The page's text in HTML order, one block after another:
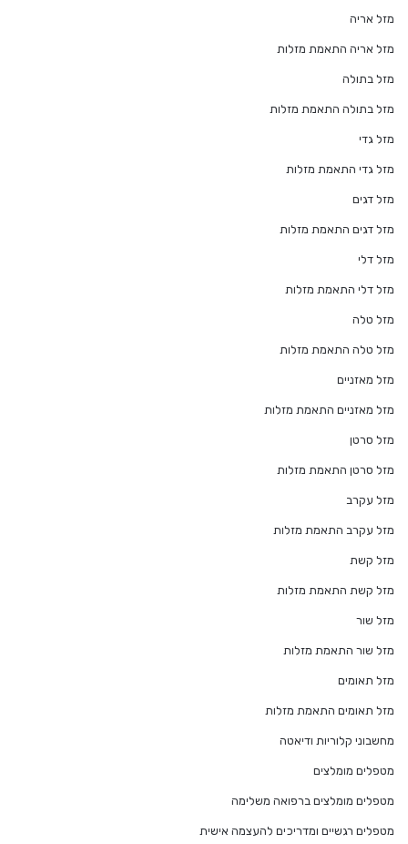
מזל אריה
מזל אריה התאמת מזלות
מזל בתולה
מזל בתולה התאמת מזלות
מזל גדי
מזל גדי התאמת מזלות
מזל דגים
מזל דגים התאמת מזלות
מזל דלי
מזל דלי התאמת מזלות
מזל טלה
מזל טלה התאמת מזלות
מזל מאזניים
מזל מאזניים התאמת מזלות
מזל סרטן
מזל סרטן התאמת מזלות
מזל עקרב
מזל עקרב התאמת מזלות
מזל קשת
מזל קשת התאמת מזלות
מזל שור
מזל שור התאמת מזלות
מזל תאומים
מזל תאומים התאמת מזלות
מחשבוני קלוריות ודיאטה
מטפלים מומלצים
מטפלים מומלצים ברפואה משלימה
מטפלים רגשיים ומדריכים להעצמה אישית